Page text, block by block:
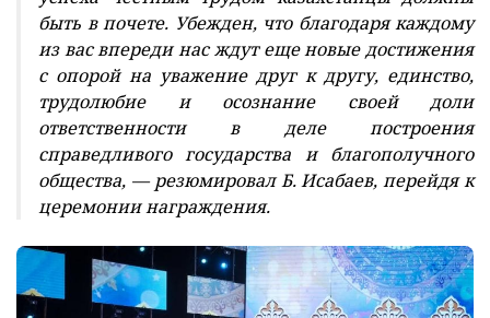
быть в почете. Убежден, что благодаря каждому
из вас впереди нас ждут еще новые достижения
с опорой на уважение друг к другу, единство,
трудолюбие и осознание своей доли
ответственности в деле построения
справедливого государства и благополучного
общества, — резюмировал Б. Исабаев, перейдя к
церемонии награждения.